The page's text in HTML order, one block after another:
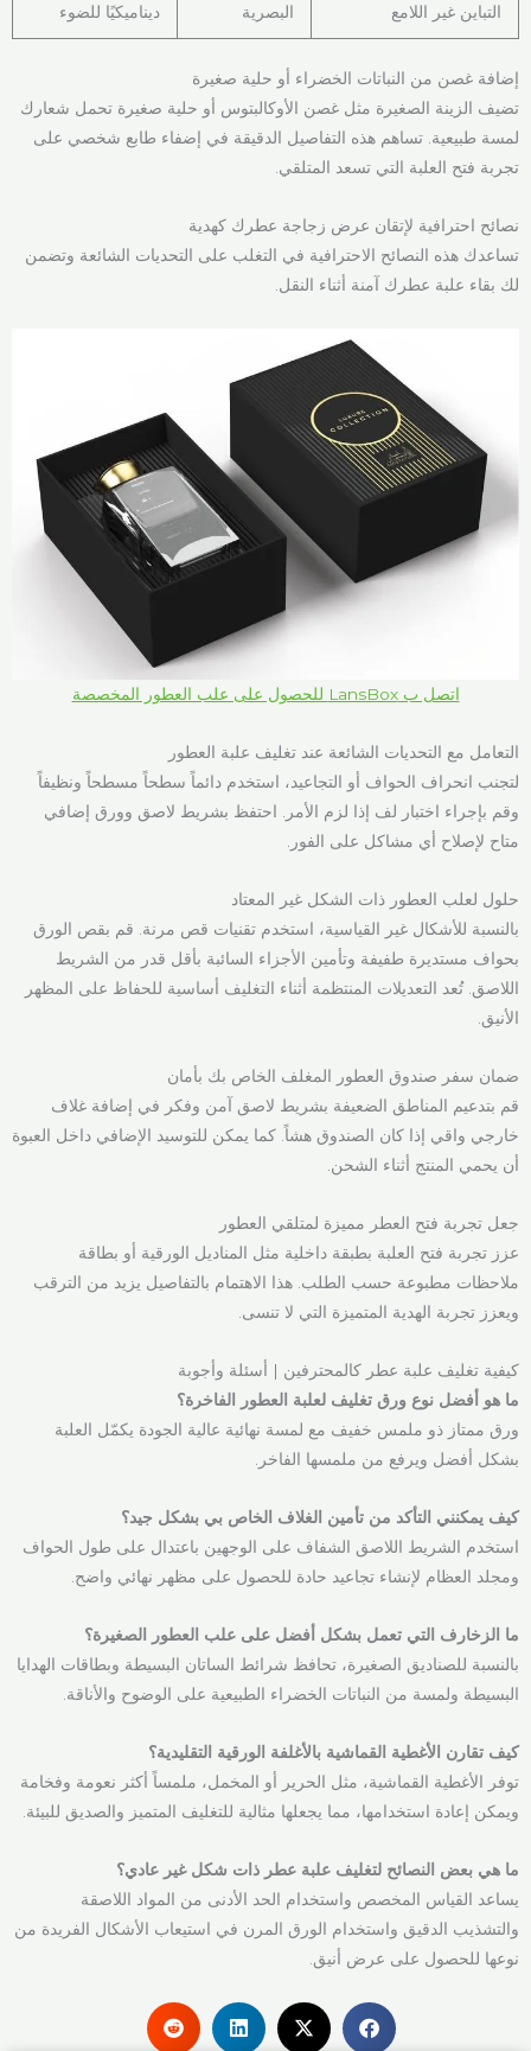
التباين غير اللامع البصرية ديناميكيًا للضوء
إضافة غصن من النباتات الخضراء أو حلية صغيرة
تضيف الزينة الصغيرة مثل غصن الأوكالبتوس أو حلية صغيرة تحمل شعارك
لمسة طبيعية. تساهم هذه التفاصيل الدقيقة في إضفاء طابع شخصي على
تجربة فتح العلبة التي تسعد المتلقي.
نصائح احترافية لإتقان عرض زجاجة عطرك كهدية
تساعدك هذه النصائح الاحترافية في التغلب على التحديات الشائعة وتضمن
لك بقاء علبة عطرك آمنة أثناء النقل.
اتصل ب LansBox للحصول على علب العطور المخصصة
التعامل مع التحديات الشائعة عند تغليف علبة العطور
لتجنب انحراف الحواف أو التجاعيد، استخدم دائماً سطحاً مسطحاً ونظيفاً
وقم بإجراء اختبار لف إذا لزم الأمر. احتفظ بشريط لاصق وورق إضافي
متاح لإصلاح أي مشاكل على الفور.
حلول لعلب العطور ذات الشكل غير المعتاد
بالنسبة للأشكال غير القياسية، استخدم تقنيات قص مرنة. قم بقص الورق
بحواف مستديرة طفيفة وتأمين الأجزاء السائبة بأقل قدر من الشريط
اللاصق. تُعد التعديلات المنتظمة أثناء التغليف أساسية للحفاظ على المظهر
الأنيق.
ضمان سفر صندوق العطور المغلف الخاص بك بأمان
قم بتدعيم المناطق الضعيفة بشريط لاصق آمن وفكر في إضافة غلاف
خارجي واقي إذا كان الصندوق هشاً. كما يمكن للتوسيد الإضافي داخل العبوة
أن يحمي المنتج أثناء الشحن.
جعل تجربة فتح العطر مميزة لمتلقي العطور
عزز تجربة فتح العلبة بطبقة داخلية مثل المناديل الورقية أو بطاقة
ملاحظات مطبوعة حسب الطلب. هذا الاهتمام بالتفاصيل يزيد من الترقب
ويعزز تجربة الهدية المتميزة التي لا تنسى.
كيفية تغليف علبة عطر كالمحترفين | أسئلة وأجوبة
ما هو أفضل نوع ورق تغليف لعلبة العطور الفاخرة؟
ورق ممتاز ذو ملمس خفيف مع لمسة نهائية عالية الجودة يكمّل العلبة
بشكل أفضل ويرفع من ملمسها الفاخر.
كيف يمكنني التأكد من تأمين الغلاف الخاص بي بشكل جيد؟
استخدم الشريط اللاصق الشفاف على الوجهين باعتدال على طول الحواف
ومجلد العظام لإنشاء تجاعيد حادة للحصول على مظهر نهائي واضح.
ما الزخارف التي تعمل بشكل أفضل على علب العطور الصغيرة؟
بالنسبة للصناديق الصغيرة، تحافظ شرائط الساتان البسيطة وبطاقات الهدايا
البسيطة ولمسة من النباتات الخضراء الطبيعية على الوضوح والأناقة.
كيف تقارن الأغطية القماشية بالأغلفة الورقية التقليدية؟
توفر الأغطية القماشية، مثل الحرير أو المخمل، ملمساً أكثر نعومة وفخامة
ويمكن إعادة استخدامها، مما يجعلها مثالية للتغليف المتميز والصديق للبيئة.
ما هي بعض النصائح لتغليف علبة عطر ذات شكل غير عادي؟
يساعد القياس المخصص واستخدام الحد الأدنى من المواد اللاصقة
والتشذيب الدقيق واستخدام الورق المرن في استيعاب الأشكال الفريدة من
نوعها للحصول على عرض أنيق.